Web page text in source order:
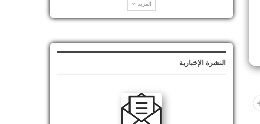
المزيد
النشرة الإخبارية